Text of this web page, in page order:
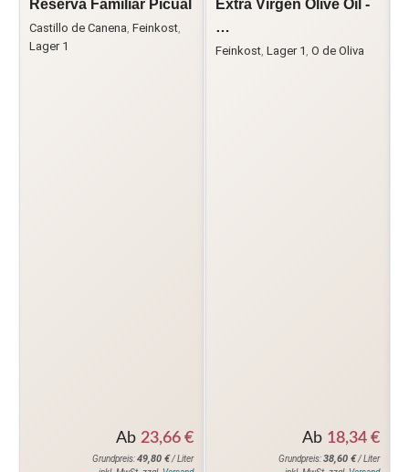
Reserva Familiar Picual
Castillo de Canena, Feinkost,
Lager 1
Ab 23,66 €
Grundpreis:49,80 €/ Liter
Extra Virgen Olive Oil -
…
Feinkost, Lager 1 , O de Oliva
Ab 18,34 €
Grundpreis:38,60 €/ Liter